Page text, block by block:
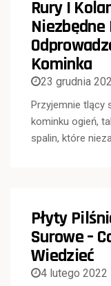
Rury I
Kominka
23 grudnia
Przyjemnie tlący
kominku ogień,
spalin, które
Płyty
Surowe –
Wiedzieć
4 lutego 2022